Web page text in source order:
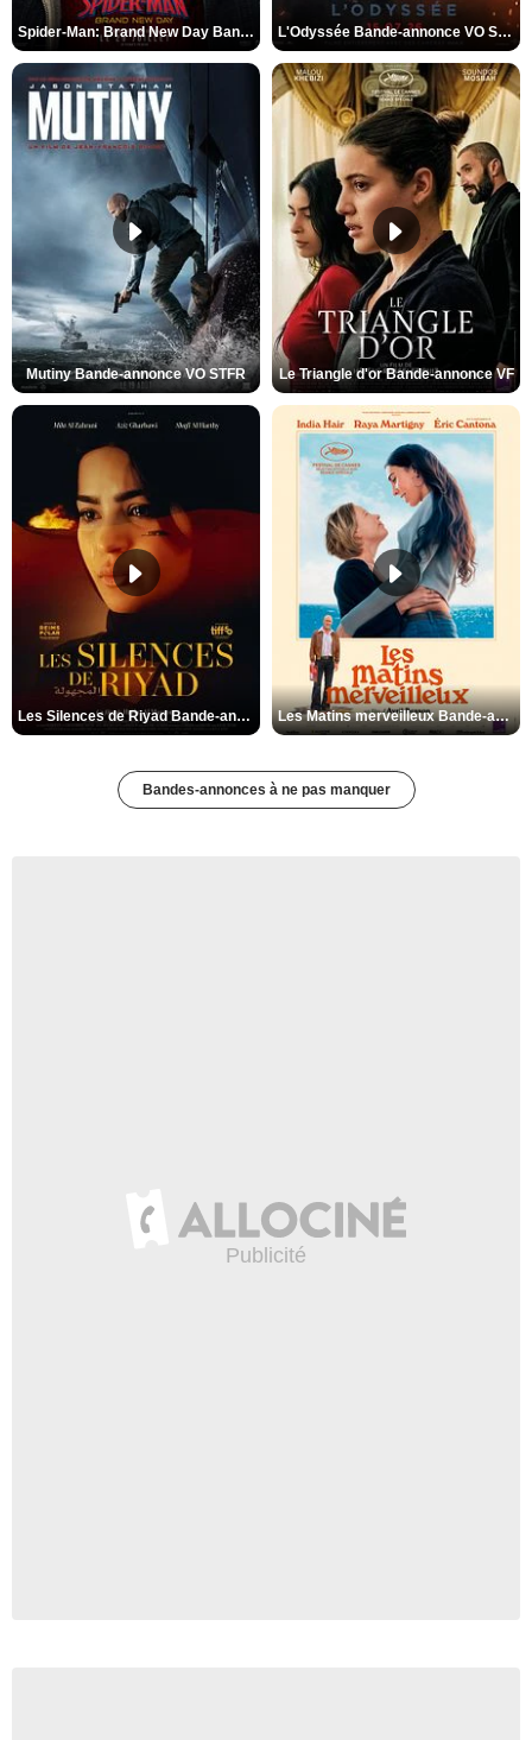
Spider-Man: Brand New Day Bande-annonce VO STFR L'Odyssée Bande-annonce VO STFR
Mutiny Bande-annonce VO STFR Le Triangle d'or Bande-annonce VF
Les Silences de Riyad Bande-annonce VO STFR Les Matins merveilleux Bande-annonce VF
Bandes-annonces à ne pas manquer